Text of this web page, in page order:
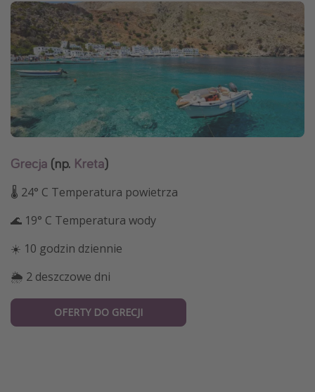
Grecja (np. Kreta)
🌡 24° C Temperatura powietrza
🌊 19° C Temperatura wody
☀️ 10 godzin dziennie
🌦 2 deszczowe dni
OFERTY DO GRECJI